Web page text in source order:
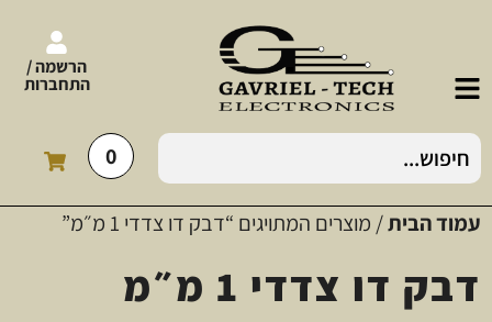
הרשמה /
התחברות
0
עמוד הבית/ מוצרים המתויגים “דבק דו צדדי 1 מ״מ”
דבק דו צדדי 1 מ״מ